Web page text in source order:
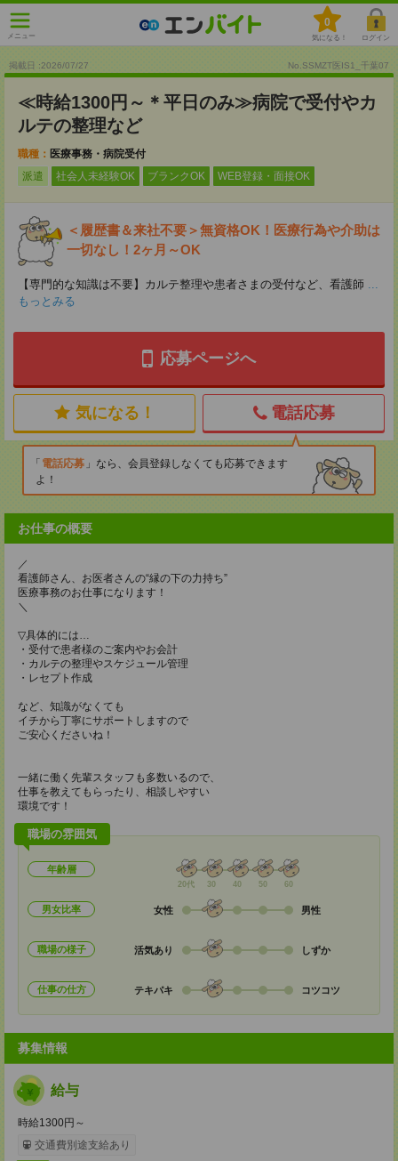
メニュー
0
気になる！ ログイン
掲載日 :2026/07/27 No.SSMZT医IS1_千葉07
≪時給1300円～＊平日のみ≫病院で受付やカ
ルテの整理など
職種： 医療事務・病院受付
派遣
社会人未経験OK ブランクOK WEB登録・面接OK
＜履歴書＆来社不要＞無資格OK！医療行為や介助は
一切なし！2ヶ月～OK
【専門的な知識は不要】カルテ整理や患者さまの受付など、看護師 ...
もっとみる
応募ページへ
気になる！ 電話応募
電話応募
なら、会員登録しなくても応募できます
よ！
お仕事の概要
／
看護師さん、お医者さんの“縁の下の力持ち”
医療事務のお仕事になります！
＼
▽具体的には…
・受付で患者様のご案内やお会計
・カルテの整理やスケジュール管理
・レセプト作成
など、知識がなくても
イチから丁寧にサポートしますので
ご安心くださいね！
一緒に働く先輩スタッフも多数いるので、
仕事を教えてもらったり、相談しやすい
環境です！
職場の雰囲気
年齢層
20代 30 40 50 60
男女比率 女性 男性
職場の様子 活気あり しずか
仕事の仕方 テキパキ コツコツ
募集情報
給与
時給1300円～
交通費別途支給あり